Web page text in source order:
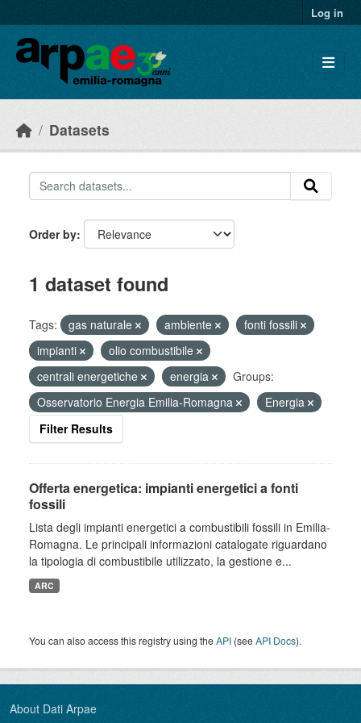
Log in
Datasets
Order by
1 dataset found
Tags: gas naturale ambiente
fonti fossili
impianti
olio combustibile
centrali energetiche
energia
Groups:
Osservatorio Energia Emilia-Romagna
Energia
Filter Results
Offerta energetica: impianti energetici a fonti
fossili
Lista degli impianti energetici a combustibili fossili in Emilia-
Romagna. Le principali informazioni catalogate riguardano
la tipologia di combustibile utilizzato, la gestione e...
ARC
You can also access this registry using theAPI (seeAPI Docs).
About Dati Arpae